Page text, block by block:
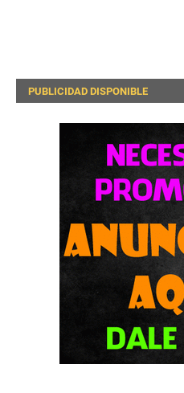
PUBLICIDAD DISPONIBLE